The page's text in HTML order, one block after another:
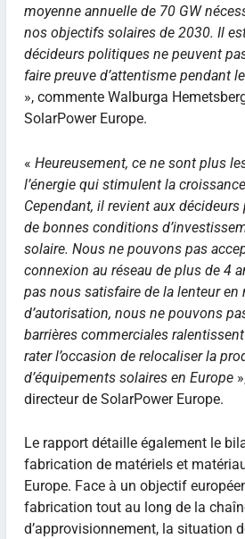
moyenne annuelle de 70 GW
nos objectifs solaires de 2030. Il
décideurs politiques ne peuvent
faire preuve d’attentisme pendant
», commente Walburga
SolarPower Europe.
« Heureusement, ce ne sont plus
l’énergie qui stimulent la
Cependant, il revient aux
de bonnes conditions
solaire. Nous ne pouvons pas
connexion au réseau de plus de 4
pas nous satisfaire de la lenteur en
d’autorisation, nous ne pouvons
barrières commerciales
rater l’occasion de relocaliser la
d’équipements solaires en Europe
directeur de SolarPower Europe.
Le rapport détaille également le
fabrication de matériels et
Europe. Face à un objectif
fabrication tout au long de la
d’approvisionnement, la situation